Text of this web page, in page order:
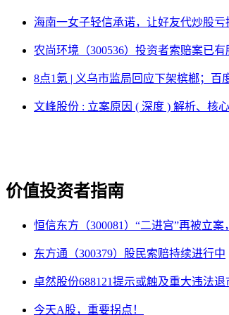
海南一女子轻信承诺，让好友代炒股亏
农尚环境（300536）投资者索赔案已
8点1氪 | 义乌市监局回应下架槟榔；
文峰股份 : 立案原因 ( 深度 ) 解析、核
价值投资者指南
恒信东方（300081）“二进宫”再被立
东方通（300379）股民索赔持续进行中
卓然股份688121提示或触及重大违法
今天A股，重要拐点！